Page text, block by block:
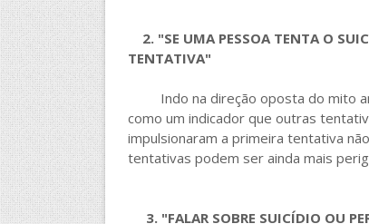
2. "SE UMA PESSOA TENTA O
TENTATIVA"
Indo na direção oposta do mito
como um indicador que outras
impulsionaram a primeira tentativa
tentativas podem ser ainda mais
3. "FALAR SOBRE SUICÍDIO OU